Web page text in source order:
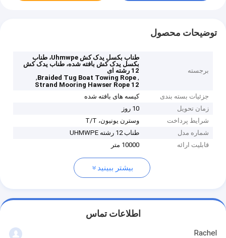
توضیحات محصول
برجسته
طناب بکسل یدک کش Uhmwpe، طناب
بکسل یدک کش بافته شده، طناب یدک کش
12 رشته ای
,
Braided Tug Boat Towing Rope
,
12 Strand Mooring Hawser Rope
جزئیات بسته بندی
کیسه های بافته شده
زمان تحویل
10 روز
شرایط پرداخت
وسترن یونیون، T/T
شماره مدل
طناب 12 رشته UHMWPE
قابلیت ارائه
10000 متر
بیشتر ببینید
اطلاعات تماس
Rachel